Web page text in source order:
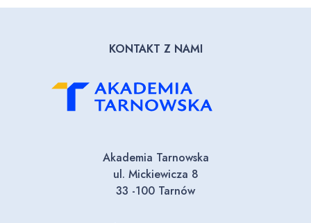
KONTAKT Z NAMI
Akademia Tarnowska
ul. Mickiewicza 8
33 -100 Tarnów